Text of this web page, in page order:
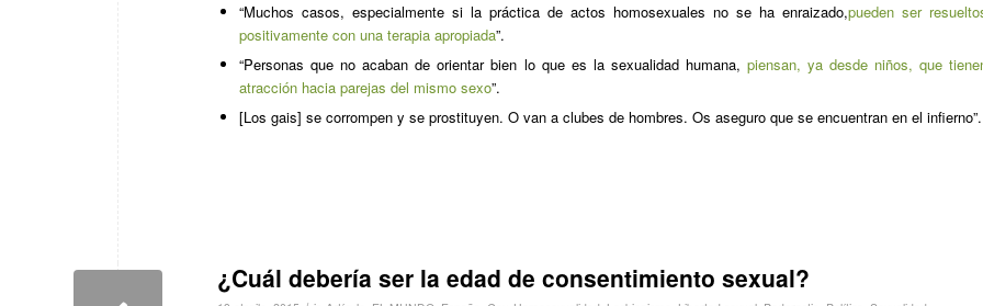
“Muchos casos, especialmente si la práctica de actos homosexuales no se ha enraizado,pueden ser
positivamente con una terapia apropiada”.
“Personas que no acaban de orientar bien lo que es la sexualidad humana, piensan, ya desde niños, que
atracción hacia parejas del mismo sexo”.
[Los gais] se corrompen y se prostituyen. O van a clubes de hombres. Os aseguro que se encuentran en el infierno”.
¿Cuál debería ser la edad de consentimiento sexual?